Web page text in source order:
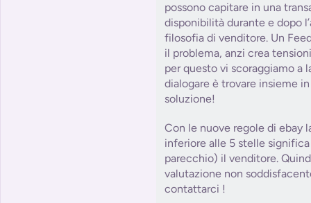
possono capitare in una
disponibilità durante e dopo
filosofia di venditore. Un
il problema, anzi crea
per questo vi scoraggiamo a
dialogare è trovare insieme
soluzione!
Con le nuove regole di ebay
inferiore alle 5 stelle
parecchio) il venditore.
valutazione non
contattarci !